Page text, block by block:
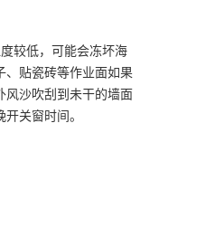
较低，可能会冻坏海
、贴瓷砖等作业面如果
风沙吹刮到未干的墙面
关窗时间。